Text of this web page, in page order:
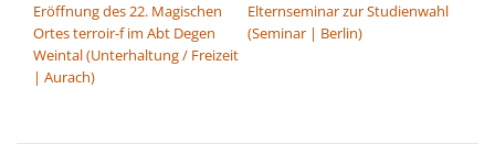
Eröffnung des 22. Magischen
Ortes terroir-f im Abt Degen
Weintal (Unterhaltung / Freizeit
| Aurach)
Elternseminar zur Studienwahl
(Seminar | Berlin)